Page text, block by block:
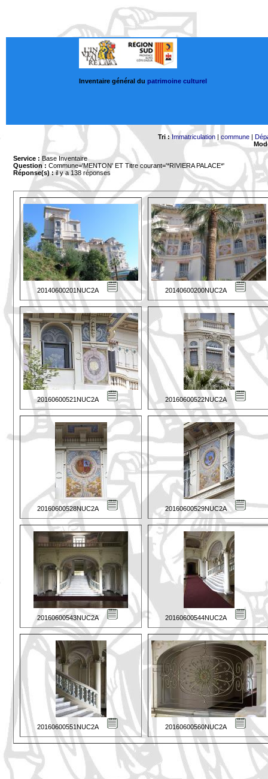
Inventaire général du patrimoine culturel
Tri : Immatriculation |commune |
Service : Base Inventaire
Question : Commune='MENTON' ET Titre courant='*RIVIERA PALACE*'
Réponse(s) :il y a 138 réponses
20140600201NUC2A 20140600200NUC2A
20160600521NUC2A 20160600522NUC2A
20160600528NUC2A 20160600529NUC2A
20160600543NUC2A 20160600544NUC2A
20160600551NUC2A 20160600560NUC2A